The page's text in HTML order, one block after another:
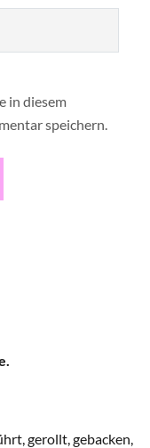
in diesem
speichern.
gerollt, gebacken,